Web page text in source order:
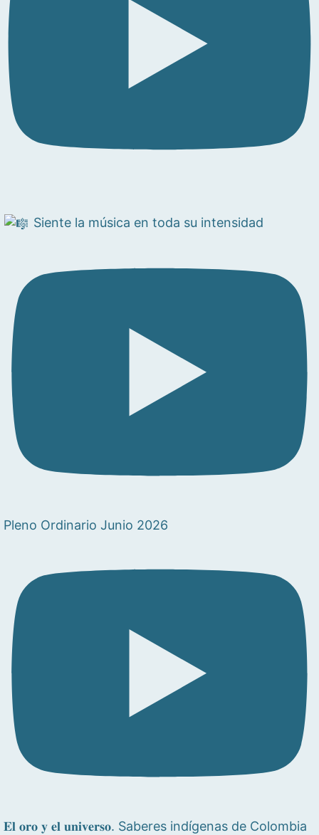
Siente la música en toda su intensidad
Pleno Ordinario Junio 2026
𝐄𝐥 𝐨𝐫𝐨 𝐲 𝐞𝐥 𝐮𝐧𝐢𝐯𝐞𝐫𝐬𝐨. Saberes indígenas de Colombia